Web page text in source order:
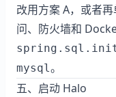
改用方案 A，或者
问、防火墙和
mysql。
五、启动 Halo